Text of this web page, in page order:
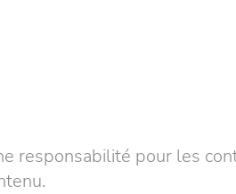
responsabilité pour les